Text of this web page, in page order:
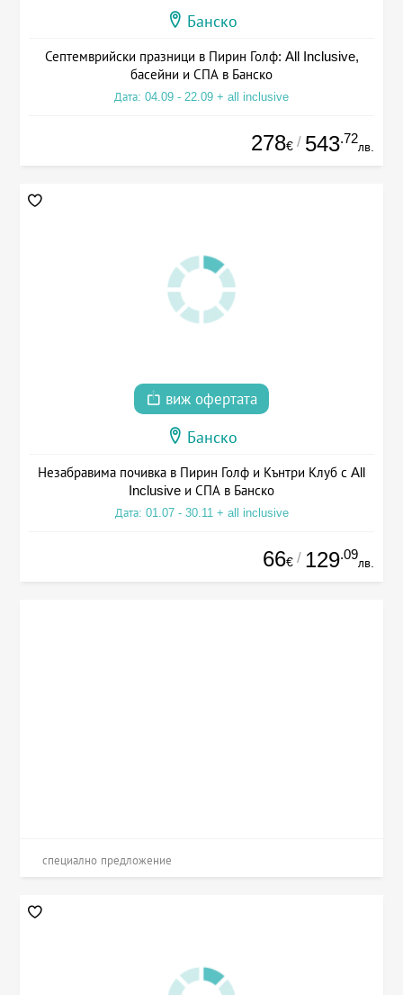
Банско
Септемврийски празници в Пирин Голф: All Inclusive,
басейни и СПА в Банско
Дата: 04.09 - 22.09 + all inclusive
278€ / 543.72
лв.
виж офертата
Банско
Незабравима почивка в Пирин Голф и Кънтри Клуб с All
Inclusive и СПА в Банско
Дата: 01.07 - 30.11 + all inclusive
66€ / 129.09
лв.
специално предложение